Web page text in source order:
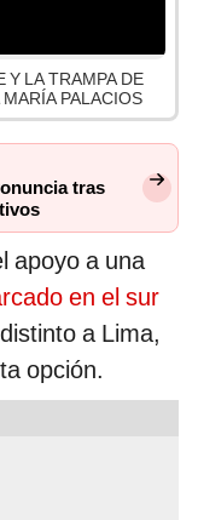
Y LA TRAMPA DE
PALACIOS
tras
apoyo a una
en el sur
a Lima,
opción.